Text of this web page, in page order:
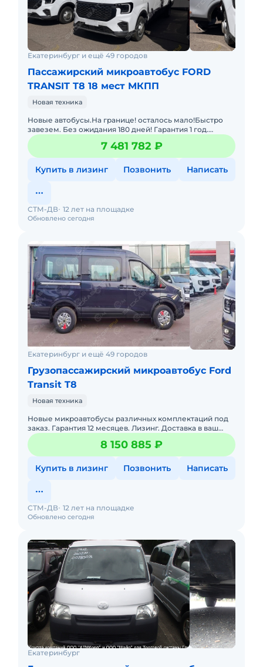
Екатеринбург и ещё 49 городов
Пассажирский микроавтобус FORD
TRANSIT T8 18 мест МКПП
Новая техника
Новые автобусы.На границе! осталось мало!Быстро
завезем. Без ожидания 180 дней! Гарантия 1 год.
Лизинг. Цена с НДС и коммерческим утилем.
Звоните,пишите! Длина7 481 782 ₽
Купить в лизинг Позвонить Написать
Обновлено сегодня
СТМ-ДВ 12 лет на площадке
Екатеринбург и ещё 49 городов
Грузопассажирский микроавтобус Ford
Transit T8
Новая техника
Новые микроавтобусы различных комплектаций под
заказ. Гарантия 12 месяцев. Лизинг. Доставка в ваш
регион. 6-местный многоцелевой пассажирский
автомобиль &nbs
8 150 885 ₽
Купить в лизинг Позвонить Написать
Обновлено сегодня
СТМ-ДВ 12 лет на площадке
Екатеринбург